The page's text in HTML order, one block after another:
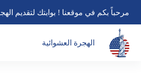
المحتوى
مرحباً بكم في موقعنا ! بوابتك لتقديم
الهجرة العشوائية